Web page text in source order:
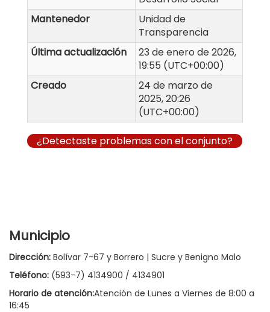
Mantenedor
Unidad de
Transparencia
Última actualización
23 de enero de 2026,
19:55 (UTC+00:00)
Creado
24 de marzo de
2025, 20:26
(UTC+00:00)
¿Detectaste problemas con el conjunto?
Municipio
Dirección: Bolívar 7-67 y Borrero | Sucre y Benigno Malo
Teléfono: (593-7) 4134900 / 4134901
Horario de atención:Atención de Lunes a Viernes de 8:00 a
16:45